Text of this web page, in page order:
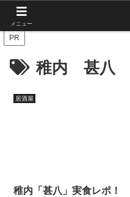
PR
稚内 甚八
居酒屋
稚内「甚八」実食レポ！
メニュー